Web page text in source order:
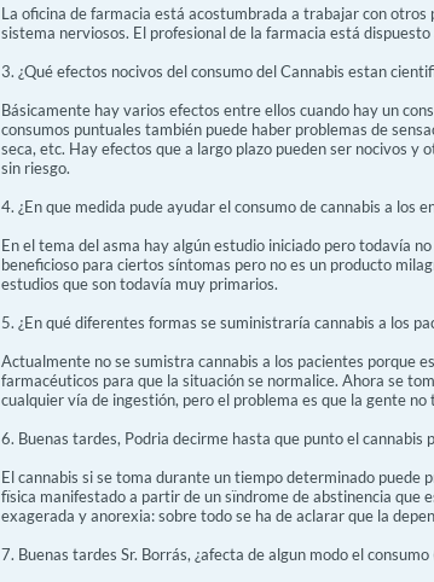
La oficina de farmacia está acostumbrada a trabajar con
sistema nerviosos. El profesional de la farmacia está
3. ¿Qué efectos nocivos del consumo del Cannabis estan
Básicamente hay varios efectos entre ellos cuando hay un
consumos puntuales también puede haber problemas de
seca, etc. Hay efectos que a largo plazo pueden ser nocivos y
sin riesgo.
4. ¿En que medida pude ayudar el consumo de cannabis a los
En el tema del asma hay algún estudio iniciado pero todavía
beneficioso para ciertos síntomas pero no es un producto
estudios que son todavía muy primarios.
5. ¿En qué diferentes formas se suministraría cannabis a los
Actualmente no se sumistra cannabis a los pacientes porque
farmacéuticos para que la situación se normalice. Ahora se
cualquier vía de ingestión, pero el problema es que la gente
6. Buenas tardes, Podria decirme hasta que punto el
El cannabis si se toma durante un tiempo determinado puede
fïsica manifestado a partir de un sïndrome de abstinencia que
exagerada y anorexia: sobre todo se ha de aclarar que la
7. Buenas tardes Sr. Borrás, ¿afecta de algun modo el